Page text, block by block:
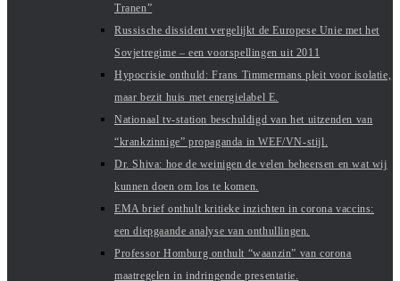
Tranen”
Russische dissident vergelijkt de Europese Unie met het
Sovjetregime – een voorspellingen uit 2011
Hypocrisie onthuld: Frans Timmermans pleit voor isolatie,
maar bezit huis met energielabel E.
Nationaal tv-station beschuldigd van het uitzenden van
“krankzinnige” propaganda in WEF/VN-stijl.
Dr. Shiva: hoe de weinigen de velen beheersen en wat wij
kunnen doen om los te komen.
EMA brief onthult kritieke inzichten in corona vaccins:
een diepgaande analyse van onthullingen.
Professor Homburg onthult “waanzin” van corona
maatregelen in indringende presentatie.